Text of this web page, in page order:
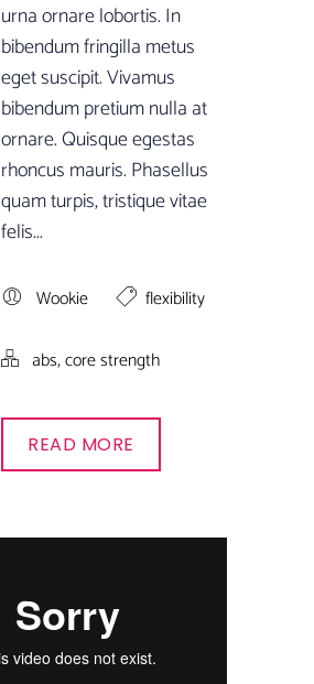
urna ornare lobortis. In
bibendum fringilla metus
eget suscipit. Vivamus
bibendum pretium nulla at
ornare. Quisque egestas
rhoncus mauris. Phasellus
quam turpis, tristique vitae
felis...
Wookie flexibility
abs,core strength
READ MORE